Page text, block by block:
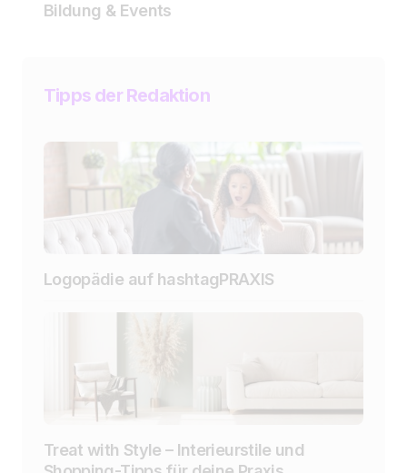
Bildung & Events
Tipps der Redaktion
Logopädie auf hashtagPRAXIS
Treat with Style – Interieurstile und